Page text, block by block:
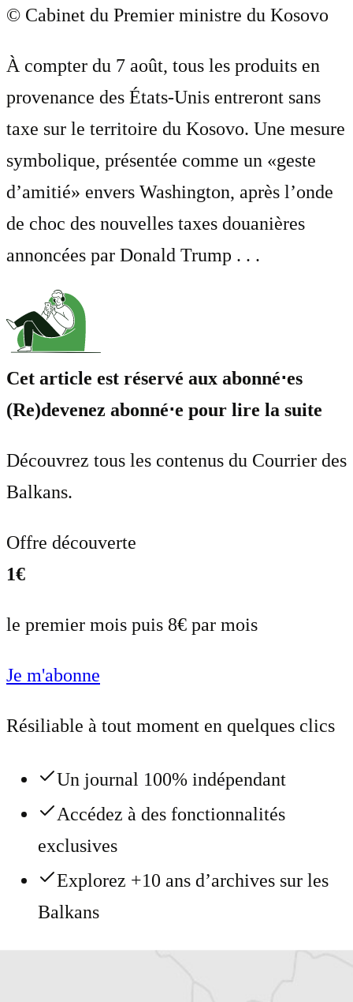
© Cabinet du Premier ministre du Kosovo
À compter du 7 août, tous les produits en
provenance des États-Unis entreront sans
taxe sur le territoire du Kosovo. Une mesure
symbolique, présentée comme un «geste
d’amitié» envers Washington, après l’onde
de choc des nouvelles taxes douanières
annoncées par Donald Trump . . .
Cet article est réservé aux abonné⋅es
(Re)devenez abonné⋅e pour lire la suite
Découvrez tous les contenus du Courrier des
Balkans.
Offre découverte
1€
le premier mois puis 8€ par mois
Je m'abonne
Résiliable à tout moment en quelques clics
Un journal 100% indépendant
Accédez à des fonctionnalités
exclusives
Explorez +10 ans d’archives sur les
Balkans